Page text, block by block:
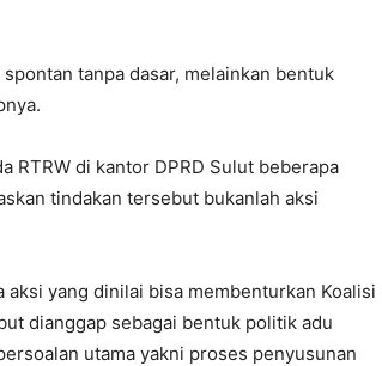
tanpa dasar, melainkan bentuk
RTRW di kantor DPRD Sulut beberapa
tindakan tersebut bukanlah aksi
aksi yang dinilai bisa membenturkan Koalisi
dianggap sebagai bentuk politik adu
utama yakni proses penyusunan